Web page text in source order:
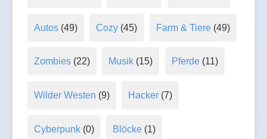
Autos(49) Cozy (45) Farm & Tiere(49)
Zombies(22) Musik (15) Pferde(11)
Wilder Westen (9) Hacker (7)
Cyberpunk(0) Blöcke (1)